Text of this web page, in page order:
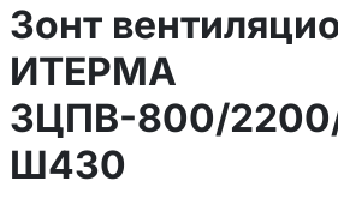
Зонт
ИТЕРМА
ЗЦПВ-800/
Ш430